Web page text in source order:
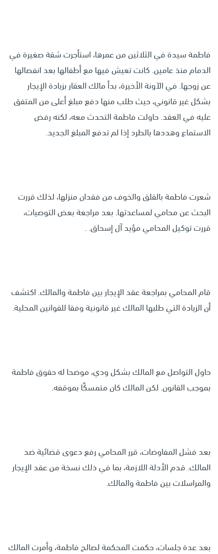
فاطمة سيدة في الثلاثين من عمرها، استأجرت شقة صغيرة في
الدمام منذ عامين. كانت تعيش فيها مع أطفالها بعد انفصالها
عن زوجها. في الآونة الأخيرة، بدأ مالك العقار بزيادة الإيجار
بشكل غير قانوني، حيث طلب منها دفع مبلغ أعلى من المتفق
عليه في العقد. حاولت فاطمة التحدث معه، لكنه رفض
الاستماع وهددها بالطرد إذا لم تدفع المبلغ الجديد.
شعرت فاطمة بالقلق والخوف من فقدان منزلها، لذلك قررت
البحث عن محامي لمساعدتها. بعد مراجعة بعض التوصيات،
قررت توكيل المحامي مؤيد آل إسحاق. .
قام المحامي بمراجعة عقد الإيجار بين فاطمة والمالك. اكتشف
أن الزيادة التي طلبها المالك غير قانونية وفقا للقوانين المحلية.
حاول التواصل مع المالك بشكل ودي، موضحا له حقوق فاطمة
بموجب القانون. لكن المالك كان متمسكًا بموقفه.
بعد فشل المفاوضات، قرر المحامي رفع دعوى قضائية ضد
المالك. قدم الأدلة اللازمة، بما في ذلك نسخة من عقد الإيجار
والمراسلات بين فاطمة والمالك.
بعد عدة جلسات، حكمت المحكمة لصالح فاطمة، وأمرت المالك